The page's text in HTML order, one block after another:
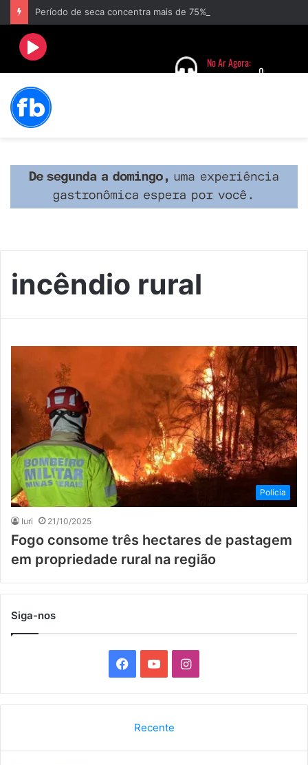
incêndio rural
Polícia
Iuri 21/10/2025
Fogo consome três hectares de pastagem
em propriedade rural na região
Siga-nos
a
o
I
n
Recente